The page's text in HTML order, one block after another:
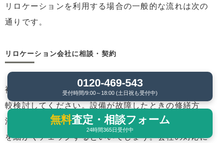
リロケーションを利用する場合の一般的な流れは次の
通りです。
リロケーション会社に相談・契約
複数の会社があるので、話を聞いて条件を確認し、比
較検討してください。設備が故障したときの修繕方
法、トラブル時のクレーム対応など、会社の対応範囲
を細かくチェックするといいでしょう。会社の対応に
0120-469-543
受付時間/9:00～18:00 (土日祝も受付中)
無料査定・相談フォーム
24時間365日受付中